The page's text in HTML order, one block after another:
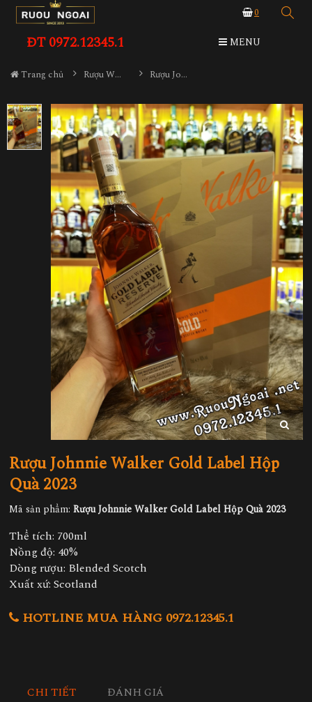
0
ĐT 0972.12345.1 MENU
Trang chủ Rượu Whisky Rượu Johnnie Walker Gold Label Hộp Quà 2023
Rượu Johnnie Walker Gold Label Hộp
Quà 2023
Mã sản phẩm: Rượu Johnnie Walker Gold Label Hộp Quà 2023
Thể tích: 700ml
Nồng độ: 40%
Dòng rượu: Blended Scotch
Xuất xứ: Scotland
HOTLINE MUA HÀNG 0972.12345.1
CHI TIẾT ĐÁNH GIÁ